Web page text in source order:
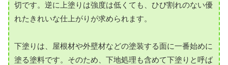
切です。逆に上塗りは強度は低くても、ひび割れのない優
れたきれいな仕上がりが求められます。
下塗りは、屋根材や外壁材などの塗装する面に一番始めに
塗る塗料です。そのため、下地処理も含めて下塗りと呼ば